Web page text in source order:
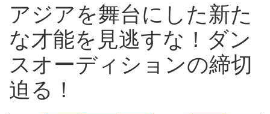
アジアを舞台にした新た
な才能を見逃すな！ダン
スオーディションの締切
迫る！